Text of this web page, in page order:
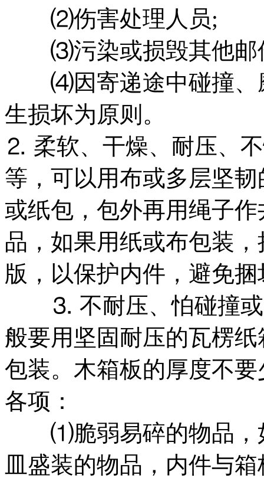
⑵伤害处理人员;
⑶污染或损毁其他邮
⑷因寄递途中碰撞、
生损坏为原则。
⒉ 柔软、干燥、耐压、
等，可以用布或多层坚
或纸包，包外再用绳子
品，如果用纸或布包装
版，以保护内件，避免捆
⒊ 不耐压、怕碰撞或
般要用坚固耐压的瓦楞
包装。木箱板的厚度不
各项：
⑴脆弱易碎的物品，
皿盛装的物品，内件与